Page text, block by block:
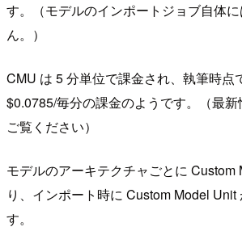
す。（モデルのインポートジョブ自体
ん。）
CMU は 5 分単位で課金され、執筆時点
$0.0785/毎分の課金のようです。（最
ご覧ください）
モデルのアーキテクチャごとに Custom
り、インポート時に Custom Model
す。